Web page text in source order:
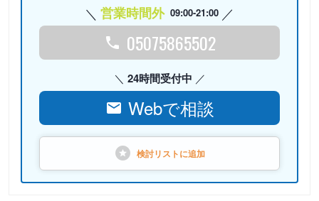
営業時間外 09:00-21:00
05075865502
24時間受付中
Webで相談
検討リストに追加